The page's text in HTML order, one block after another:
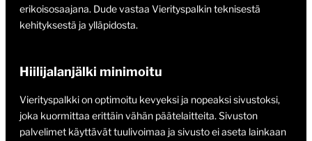
erikoisosaajana. Dude vastaa Vierityspalkin teknisestä
kehityksestä ja ylläpidosta.
Hiilijalanjälki minimoitu
Vierityspalkki on optimoitu kevyeksi ja nopeaksi sivustoksi,
joka kuormittaa erittäin vähän päätelaitteita. Sivuston
palvelimet käyttävät tuulivoimaa ja sivusto ei aseta lainkaan